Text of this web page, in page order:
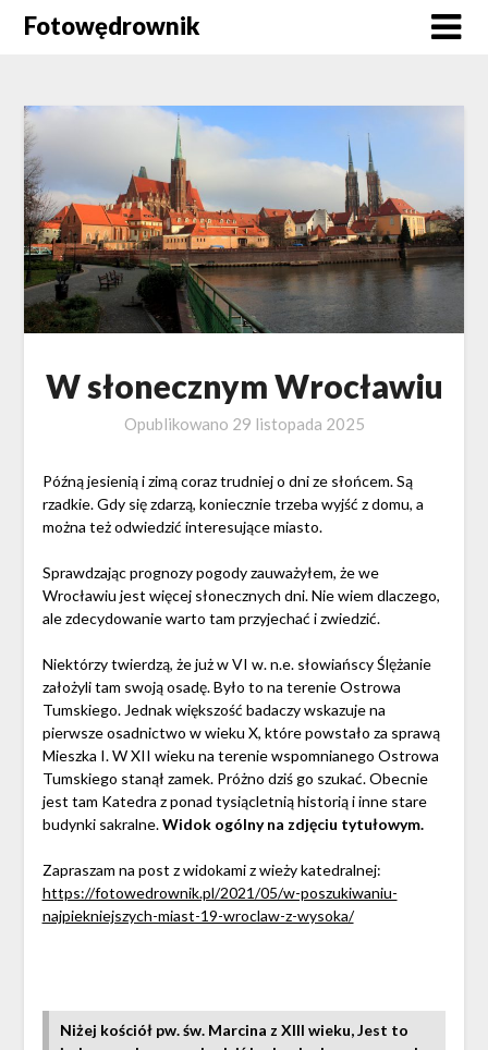
SkipFotowędrownik
W słonecznym Wrocławiu
Opublikowano 29 listopada 2025
Późną jesienią i zimą coraz trudniej o dni ze słońcem. Są
rzadkie. Gdy się zdarzą, koniecznie trzeba wyjść z domu, a
można też odwiedzić interesujące miasto.
Sprawdzając prognozy pogody zauważyłem, że we
Wrocławiu jest więcej słonecznych dni. Nie wiem dlaczego,
ale zdecydowanie warto tam przyjechać i zwiedzić.
Niektórzy twierdzą, że już w VI w. n.e. słowiańscy Ślężanie
założyli tam swoją osadę. Było to na terenie Ostrowa
Tumskiego. Jednak większość badaczy wskazuje na
pierwsze osadnictwo w wieku X, które powstało za sprawą
Mieszka I. W XII wieku na terenie wspomnianego Ostrowa
Tumskiego stanął zamek. Próżno dziś go szukać. Obecnie
jest tam Katedra z ponad tysiącletnią historią i inne stare
budynki sakralne.Widok ogólny na zdjęciu tytułowym.
Zapraszam na post z widokami z wieży katedralnej:
https://fotowedrownik.pl/2021/05/w-poszukiwaniu-
najpiekniejszych-miast-19-wroclaw-z-wysoka/
Niżej kościół pw. św. Marcina z XIII wieku, Jest to